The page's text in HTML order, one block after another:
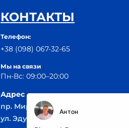
КОНТАКТЫ
Телефон:
+38 (098) 067-32-65
Мы на связи
Пн-Вс: 09:00–20:00
Адрес
пр. Мира, 29Б
ул. Эдуарда Фукса 55